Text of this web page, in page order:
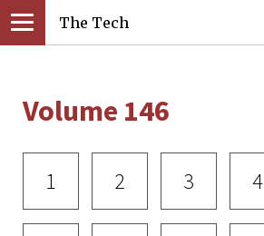
The Tech
Volume 146
1 2 3 4